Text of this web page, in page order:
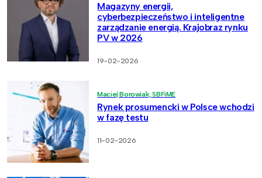
Magazyny energii,
cyberbezpieczeństwo i inteligentne
zarządzanie energią. Krajobraz rynku
PV w 2026
19-02-2026
Maciej Borowiak, SBFiME
Rynek prosumencki w Polsce wchodzi
w fazę testu
11-02-2026